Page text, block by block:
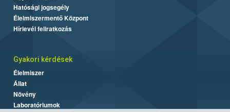
Hatósági jogsegély
Élelmiszermentő Központ
Hírlevél feliratkozás
Gyakori kérdések
Élelmiszer
Állat
Növény
Laboratóriumok